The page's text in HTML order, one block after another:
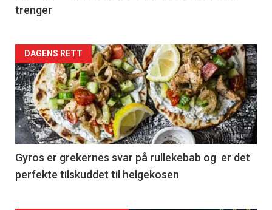
trenger
Forsiden
akkurat
nå
-
2
DAGENS RETT
Gyros er grekernes svar på rullekebab og er det
perfekte tilskuddet til helgekosen